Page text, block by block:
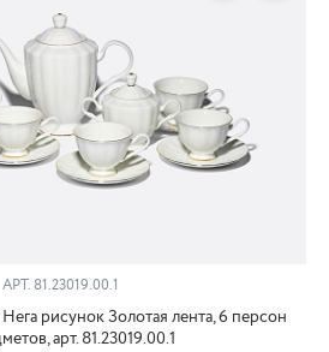
АРТ. 81.23019.00.1
рисунок Золотая лента, 6 персон
арт. 81.23019.00.1